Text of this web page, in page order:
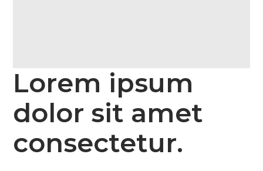
Lorem ipsum
dolor sit amet
consectetur.